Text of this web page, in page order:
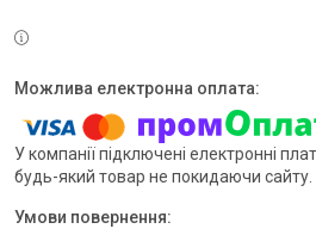
У компанії підключені електронні
будь-який товар не покидаючи сайту.